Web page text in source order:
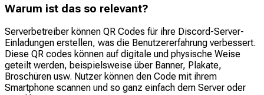
Warum ist das so relevant?
Serverbetreiber können QR Codes für ihre Discord-Server-
Einladungen erstellen, was die Benutzererfahrung verbessert.
Diese QR codes können auf digitale und physische Weise
geteilt werden, beispielsweise über Banner, Plakate,
Broschüren usw. Nutzer können den Code mit ihrem
Smartphone scannen und so ganz einfach dem Server oder